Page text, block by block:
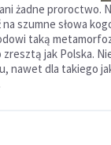
żadne proroctwo.
szumne słowa
taką
jak Polska.
nawet dla takiego